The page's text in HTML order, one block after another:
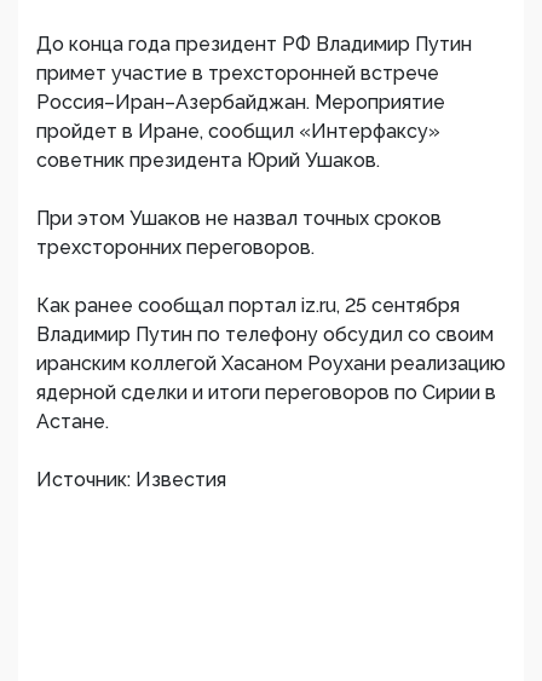
До конца года президент РФ Владимир Путин
примет участие в трехсторонней встрече
Россия–Иран–Азербайджан. Мероприятие
пройдет в Иране, сообщил «Интерфаксу»
советник президента Юрий Ушаков.
При этом Ушаков не назвал точных сроков
трехсторонних переговоров.
Как ранее сообщал портал iz.ru, 25 сентября
Владимир Путин по телефону обсудил со своим
иранским коллегой Хасаном Роухани реализацию
ядерной сделки и итоги переговоров по Сирии в
Астане.
Источник: Известия